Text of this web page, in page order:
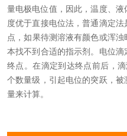
量电极电位值，因此，温度
度优于直接电位法，普通滴
点，如果待测溶液有颜色或浑浊
本找不到合适的指示剂。电
终点。在滴定到达终点前后
个数量级，引起电位的突跃
量来计算。